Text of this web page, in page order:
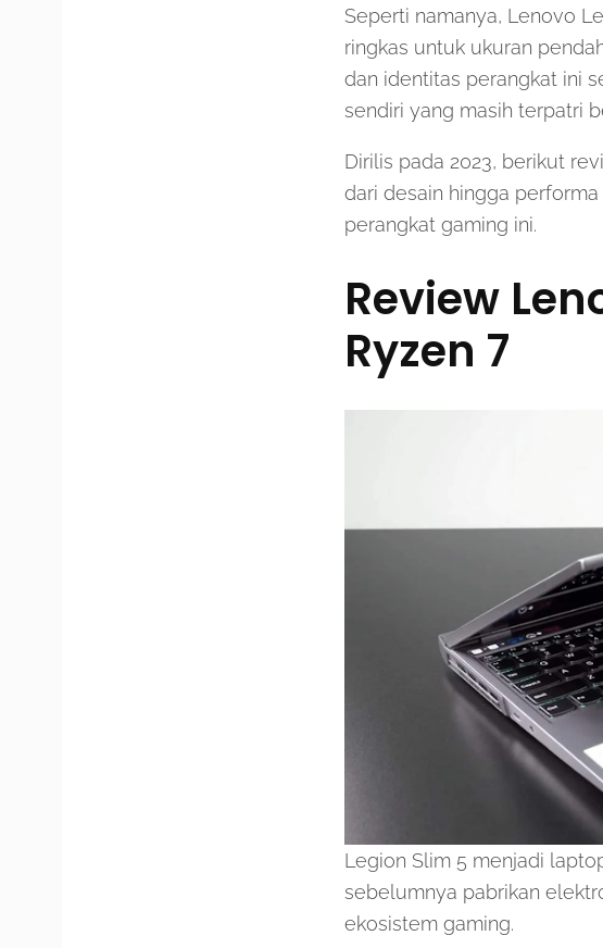
Seperti namanya, Lenovo
ringkas untuk ukuran
dan identitas perangkat ini
sendiri yang masih terpatri
Dirilis pada 2023, berikut
dari desain hingga
perangkat gaming ini.
Review
Ryzen 7
Legion Slim 5 menjadi
sebelumnya pabrikan
ekosistem gaming.